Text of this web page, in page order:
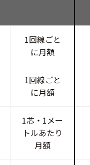
1回線ごと
に月額
1回線ごと
に月額
1芯・1メー
トルあたり
月額